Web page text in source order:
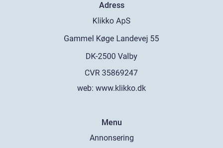
Adress
web: www.klikko.dk
Menu
Annonsering